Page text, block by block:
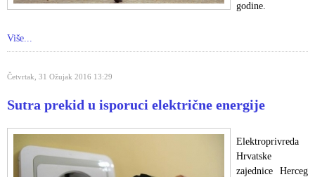
godine.
Više...
Četvrtak, 31 Ožujak 2016 13:29
Sutra prekid u isporuci električne energije
Elektroprivreda
Hrvatske
zajednice Herceg